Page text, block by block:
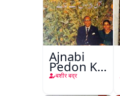
Ajnabi
Pedon Ke
Saye
बशीर बद्र